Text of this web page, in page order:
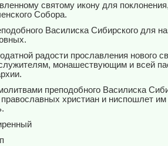
святому икону для
Собора.
Василиска Сибирского для
радости прославления нового
монашествующим и всей
преподобного Василиска
православных христиан и ниспошлет